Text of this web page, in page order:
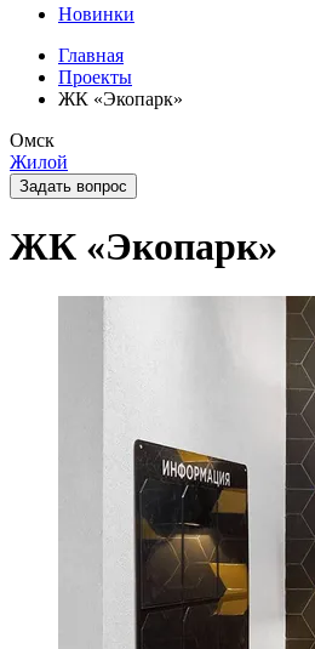
Новинки
Главная
Проекты
ЖК «Экопарк»
Омск
Жилой
Задать вопрос
ЖК «Экопарк»